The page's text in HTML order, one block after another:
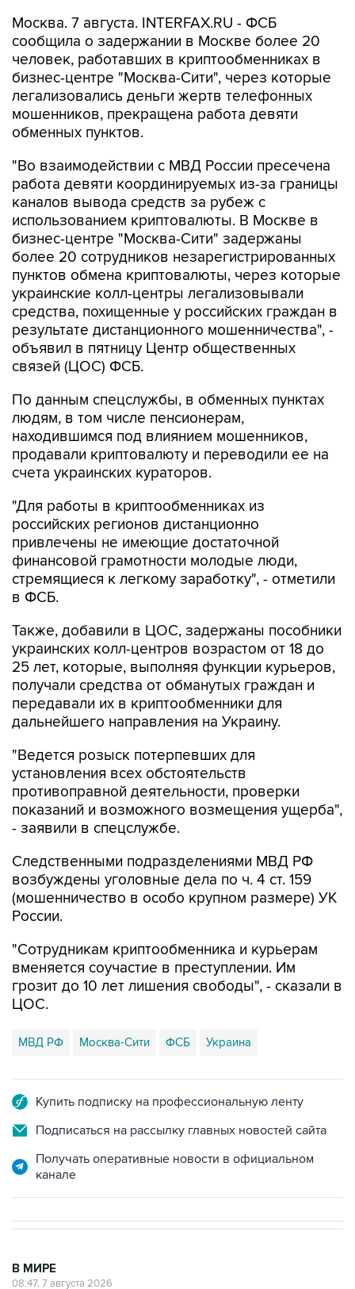
человек, работавших в криптообменниках в
бизнес-центре "Москва-Сити", через которые
легализовались деньги жертв телефонных
мошенников, прекращена работа девяти
обменных пунктов.
"Во взаимодействии с МВД России пресечена
каналов вывода средств за рубеж с
использованием криптовалюты. В Москве в
бизнес-центре "Москва-Сити" задержаны
более 20 сотрудников незарегистрированных
пунктов обмена криптовалюты, через которые
украинские колл-центры легализовывали
средства, похищенные у российских граждан в
результате дистанционного мошенничества", -
объявил в пятницу Центр общественных
связей (ЦОС) ФСБ.
По данным спецслужбы, в обменных пунктах
находившимся под влиянием мошенников,
продавали криптовалюту и переводили ее на
счета украинских кураторов.
"Для работы в криптообменниках из
привлечены не имеющие достаточной
финансовой грамотности молодые люди,
стремящиеся к легкому заработку", - отметили
в ФСБ.
Также, добавили в ЦОС, задержаны пособники
25 лет, которые, выполняя функции курьеров,
получали средства от обманутых граждан и
передавали их в криптообменники для
дальнейшего направления на Украину.
"Ведется розыск потерпевших для
противоправной деятельности, проверки
показаний и возможного возмещения ущерба",
- заявили в спецслужбе.
Следственными подразделениями МВД РФ
(мошенничество в особо крупном размере) УК
России.
"Сотрудникам криптообменника и курьерам
грозит до 10 лет лишения свободы", - сказали в
ЦОС.
МВД РФ
Подписаться на рассылку главных новостей сайта
Получать оперативные новости в официальном
Пашинян заявил о приверженности